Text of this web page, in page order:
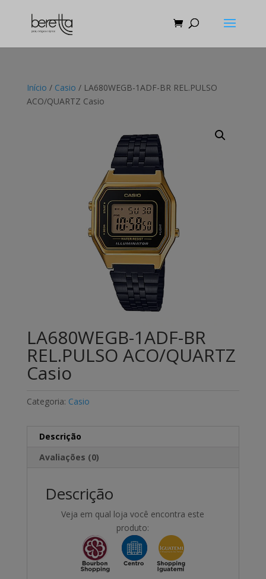
Início / Casio / LA680WEGB-1ADF-BR REL.PULSO
ACO/QUARTZ Casio
LA680WEGB-1ADF-BR
REL.PULSO ACO/QUARTZ
Casio
Categoria: Casio
Descrição
Avaliações (0)
Descrição
Veja em qual loja você encontra este
produto: